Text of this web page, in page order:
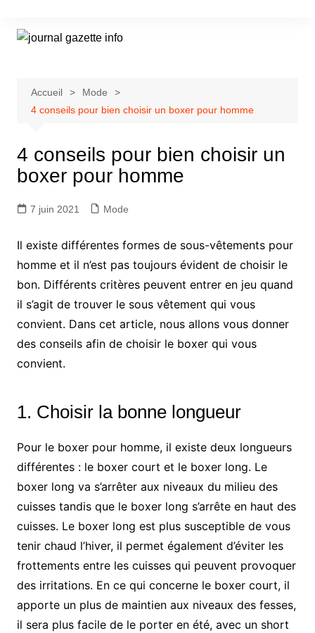
contenu
Accueil
Mode
4 conseils pour bien choisir un boxer pour homme
4 conseils pour bien choisir un
boxer pour homme
7 juin 2021 Mode
Il existe différentes formes de sous-vêtements pour
homme et il n’est pas toujours évident de choisir le
bon. Différents critères peuvent entrer en jeu quand
il s’agit de trouver le sous vêtement qui vous
convient. Dans cet article, nous allons vous donner
des conseils afin de choisir le boxer qui vous
convient.
1. Choisir la bonne longueur
Pour le boxer pour homme, il existe deux longueurs
différentes : le boxer court et le boxer long. Le
boxer long va s’arrêter aux niveaux du milieu des
cuisses tandis que le boxer long s’arrête en haut des
cuisses. Le boxer long est plus susceptible de vous
tenir chaud l’hiver, il permet également d’éviter les
frottements entre les cuisses qui peuvent provoquer
des irritations. En ce qui concerne le boxer court, il
apporte un plus de maintien aux niveaux des fesses,
il sera plus facile de le porter en été, avec un short